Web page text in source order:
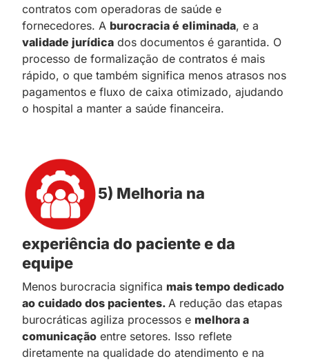
contratos com operadoras de saúde e
fornecedores. A burocracia é eliminada, e a
validade jurídica dos documentos é garantida. O
processo de formalização de contratos é mais
rápido, o que também significa menos atrasos nos
pagamentos e fluxo de caixa otimizado, ajudando
o hospital a manter a saúde financeira.
5) Melhoria na
experiência do paciente e da
equipe
Menos burocracia significa mais tempo dedicado
ao cuidado dos pacientes. A redução das etapas
burocráticas agiliza processos e melhora a
comunicação entre setores. Isso reflete
diretamente na qualidade do atendimento e na